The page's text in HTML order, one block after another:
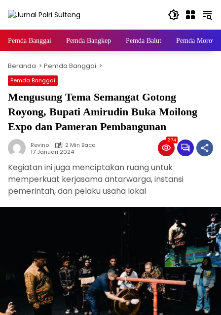
Pemda Banggai Pemda Bangkep Pemda Balut Pemda
Beranda Pemda Banggai
Pemda Banggai
Mengusung Tema Semangat Gotong
Royong, Bupati Amirudin Buka Moilong
Expo dan Pameran Pembangunan
Revino
2 Min Baca
17 Januari 2024
374
Kegiatan ini juga menciptakan ruang untuk
memperkuat kerjasama antarwarga, instansi
pemerintah, dan pelaku usaha lokal